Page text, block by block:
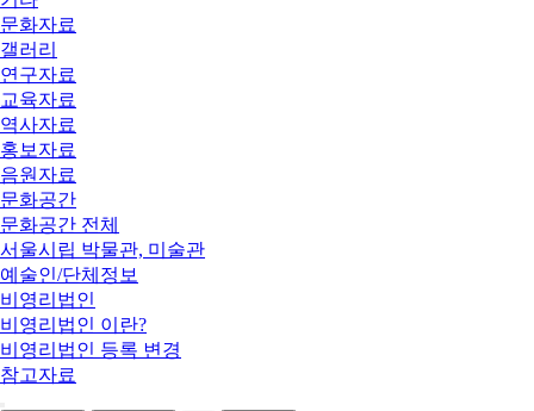
문화자료
갤러리
연구자료
교육자료
역사자료
홍보자료
음원자료
문화공간
문화공간 전체
서울시립 박물관, 미술관
예술인/단체정보
비영리법인
비영리법인 이란?
비영리법인 등록 변경
참고자료